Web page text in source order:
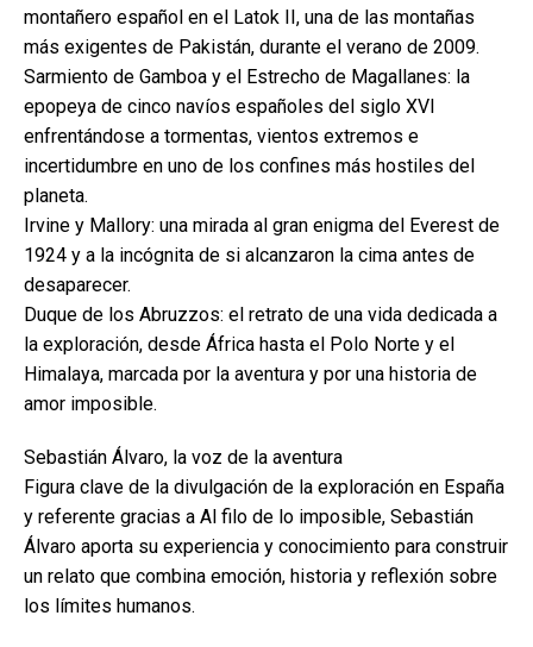
montañero español en el Latok II, una de las montañas
más exigentes de Pakistán, durante el verano de 2009.
Sarmiento de Gamboa y el Estrecho de Magallanes: la
epopeya de cinco navíos españoles del siglo XVI
enfrentándose a tormentas, vientos extremos e
incertidumbre en uno de los confines más hostiles del
planeta.
Irvine y Mallory: una mirada al gran enigma del Everest de
1924 y a la incógnita de si alcanzaron la cima antes de
desaparecer.
Duque de los Abruzzos: el retrato de una vida dedicada a
la exploración, desde África hasta el Polo Norte y el
Himalaya, marcada por la aventura y por una historia de
amor imposible.
Sebastián Álvaro, la voz de la aventura
Figura clave de la divulgación de la exploración en España
y referente gracias a Al filo de lo imposible, Sebastián
Álvaro aporta su experiencia y conocimiento para construir
un relato que combina emoción, historia y reflexión sobre
los límites humanos.